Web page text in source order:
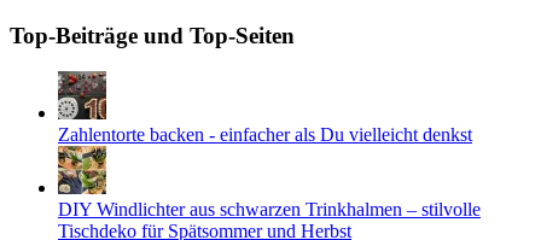
Top-Beiträge und Top-Seiten
Zahlentorte backen - einfacher als Du vielleicht denkst
DIY Windlichter aus schwarzen Trinkhalmen – stilvolle
Tischdeko für Spätsommer und Herbst